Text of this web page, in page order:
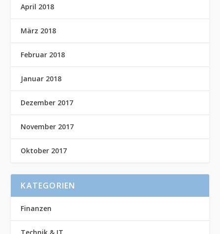
April 2018
März 2018
Februar 2018
Januar 2018
Dezember 2017
November 2017
Oktober 2017
KATEGORIEN
Finanzen